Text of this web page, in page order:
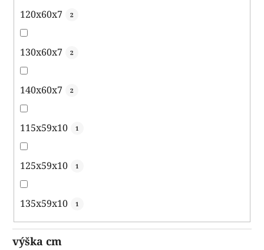
120x60x7 2
130x60x7 2
140x60x7 2
115x59x10 1
125x59x10 1
135x59x10 1
výška cm